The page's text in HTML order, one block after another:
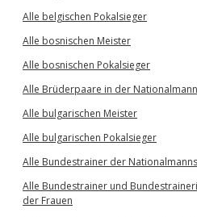
Alle belgischen Pokalsieger
Alle bosnischen Meister
Alle bosnischen Pokalsieger
Alle Brüderpaare in der
Alle bulgarischen Meister
Alle bulgarischen Pokalsieger
Alle Bundestrainer der
Alle Bundestrainer und
der Frauen